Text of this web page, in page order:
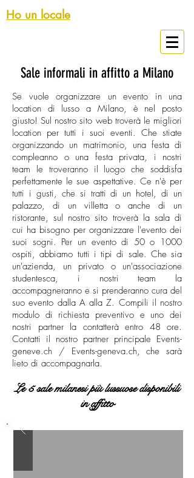
Ho un locale
Sale informali in affitto a Milano
Se vuole organizzare un evento in una
location di lusso a Milano, è nel posto
giusto! Sul nostro sito web troverà le migliori
location per tutti i suoi eventi. Che stiate
organizzando un matrimonio, una festa di
compleanno o una festa privata, i nostri
team le troveranno il luogo che soddisfa
perfettamente le sue aspettative. Ce n'è per
tutti i gusti, che si tratti di un hotel, di un
palazzo, di un villetta o anche di un
ristorante, sul nostro sito troverà la sala di
cui ha bisogno per organizzare l'evento dei
suoi sogni. Per un evento di 50 o 1000
ospiti, abbiamo tutti i tipi di sale. Che sia
un'azienda, un privato o un'associazione
studentesca, i nostri team la
accompagneranno e si prenderanno cura del
suo evento dalla A alla Z. Compili il nostro
modulo di richiesta preventivo e uno dei
nostri partner la contatterà entro 48 ore.
Contatti il nostro partner principale Events-
geneve.ch / Events-geneva.ch, che sarà
lieto di accompagnarla.
Le 5 sale milanesi più lussuose disponibili
in affitto